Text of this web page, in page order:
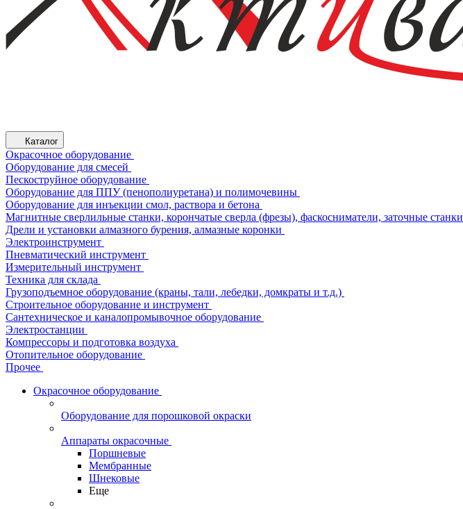
Каталог
Окрасочное оборудование
Оборудование для смесей
Пескоструйное оборудование
Оборудование для ППУ (пенополиуретана) и полимочевины
Оборудование для инъекции смол, раствора и бетона
Магнитные сверлильные станки, корончатые сверла (фрезы), фаскосниматели, заточные станки
Дрели и установки алмазного бурения, алмазные коронки
Электроинструмент
Пневматический инструмент
Измерительный инструмент
Техника для склада
Грузоподъемное оборудование (краны, тали, лебедки, домкраты и т.д.)
Строительное оборудование и инструмент
Сантехническое и каналопромывочное оборудование
Электростанции
Компрессоры и подготовка воздуха
Отопительное оборудование
Прочее
Окрасочное оборудование
Оборудование для порошковой окраски
Аппараты окрасочные
Поршневые
Мембранные
Шнековые
Еще